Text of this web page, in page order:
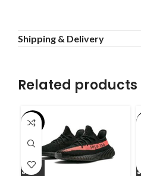
Shipping & Delivery
Related products
-55%